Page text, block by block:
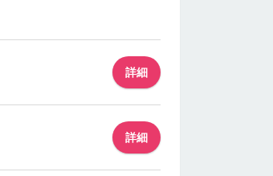
詳細
詳細